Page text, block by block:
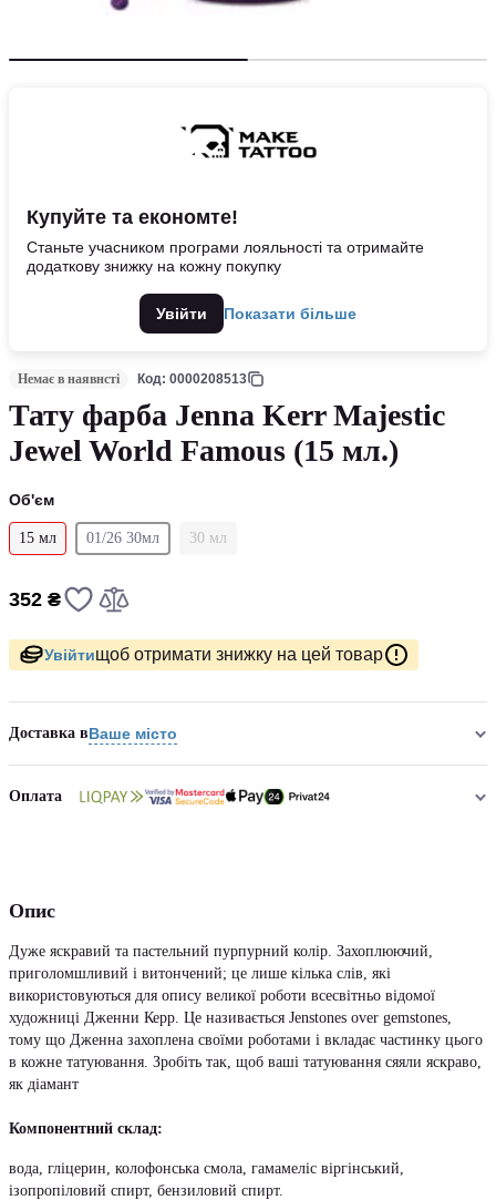
Купуйте та економте!
Станьте учасником програми лояльності та отримайте
додаткову знижку на кожну покупку
Увійти Показати більше
Немає в наявнсті Код: 0000208513
Тату фарба Jenna Kerr Majestic
Jewel World Famous (15 мл.)
Об'єм
15 мл 01/26 30мл 30 мл
352 ₴
Увійтищоб отримати знижку на цей товар
Доставка вВаше місто
Оплата
Опис
Дуже яскравий та пастельний пурпурний колір. Захоплюючий,
приголомшливий і витончений; це лише кілька слів, які
використовуються для опису великої роботи всесвітньо відомої
художниці Дженни Керр. Це називається Jenstones over gemstones,
тому що Дженна захоплена своїми роботами і вкладає частинку цього
в кожне татуювання. Зробіть так, щоб ваші татуювання сяяли яскраво,
як діамант
Компонентний склад:
вода, гліцерин, колофонська смола, гамамеліс віргінський,
ізопропіловий спирт, бензиловий спирт.